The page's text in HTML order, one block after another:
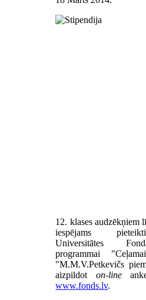
12. klases audzēkņiem
iespējams
Universitātes
programmai
"M.M.V.Petkevičs
aizpildot on-line
www.fonds.lv.